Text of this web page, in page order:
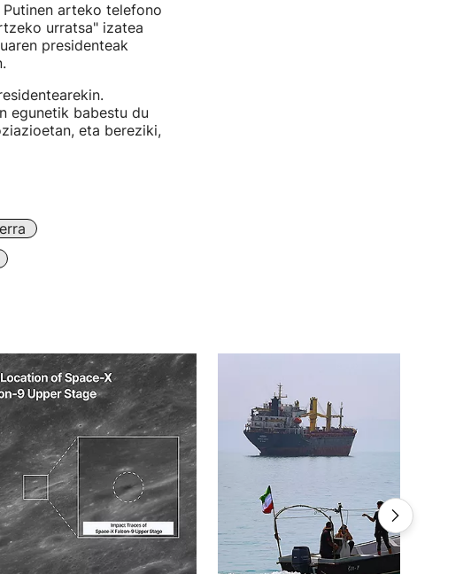
arteko telefono
urratsa" izatea
presidenteak
egunetik babestu du
eta bereziki,